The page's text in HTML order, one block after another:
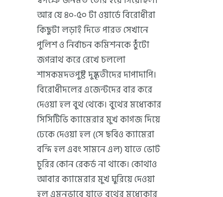
আর যে ৪০-৫০ টা ওয়ার্ডে বিরোধীরা
কিছুটা লড়াই দিতে পারত সেখানে
পুলিশ ও নির্বাচন কমিশনকে ঠুঁটো
জগন্নাথ করে রেখে চললো
শাসকমদতপুষ্ট দুষ্কৃতীদের দাপাদাপি।
বিরোধীদলের এজেন্টদের বার করে
দেওয়া হল বুথ থেকে। বুথের মধ্যেকার
সিসিটিভি ক্যামেরার মুখ কাগজ দিয়ে
ঢেকে দেওয়া হল (সে ছবিও ক্যামেরা
বন্দি হল এবং সামনে এল) যাতে ভোট
চুরির কোন রেকর্ড না থাকে। কোথাও
আবার ক্যামেরার মুখ ঘুরিয়ে দেওয়া
হল এমনভাবে যাতে বুথের মধ্যেকার